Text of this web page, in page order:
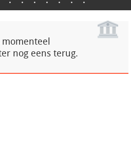
momenteel
nog eens terug.